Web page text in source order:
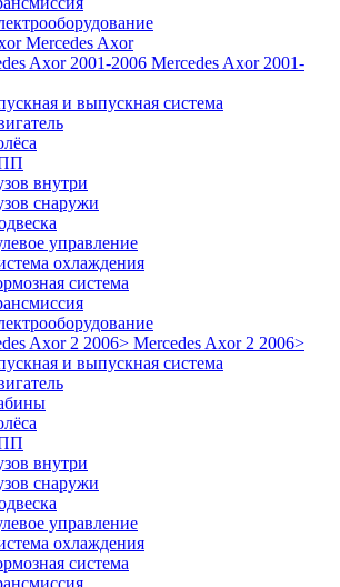
Mercedes Axor
Mercedes Axor 2001-
и выпускная система
внутри
снаружи
управление
охлаждения
система
Mercedes Axor 2 2006>
и выпускная система
внутри
снаружи
управление
охлаждения
система